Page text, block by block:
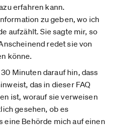
erfahren kann.
zu geben, wo ich
aufzählt. Sie sagte mir, so
redet sie von
könne.
Minuten darauf hin, dass
das in dieser FAQ
ist, worauf sie verweisen
gesehen, ob es
eine Behörde mich auf einen